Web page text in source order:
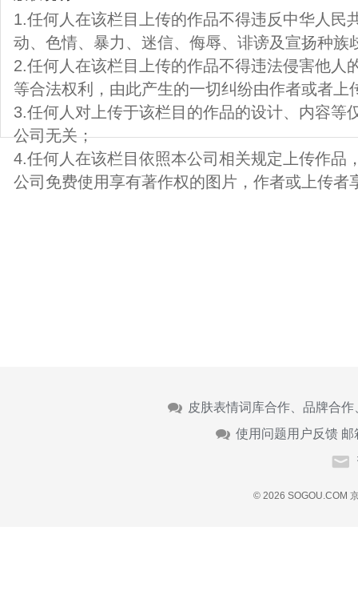
1.任何人在该栏目上传的作品不得违反中华人民
动、色情、暴力、迷信、侮辱、诽谤及宣扬种族
2.任何人在该栏目上传的作品不得违法侵害他人
等合法权利，由此产生的一切纠纷由作者或者上
3.任何人对上传于该栏目的作品的设计、内容等
公司无关；
4.任何人在该栏目依照本公司相关规定上传作品
公司免费使用享有著作权的图片，作者或上传者
皮肤表情词库合作、品牌合
使用问题用户反馈 邮
© 2026 SOGOU.COM